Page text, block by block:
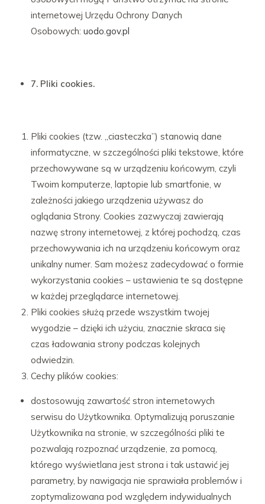
internetowej Urzędu Ochrony Danych
Osobowych:uodo.gov.pl
7. Pliki cookies.
Pliki cookies (tzw. „ciasteczka”) stanowią dane
informatyczne, w szczególności pliki tekstowe, które
przechowywane są w urządzeniu końcowym, czyli
Twoim komputerze, laptopie lub smartfonie, w
zależności jakiego urządzenia używasz do
oglądania Strony. Cookies zazwyczaj zawierają
nazwę strony internetowej, z której pochodzą, czas
przechowywania ich na urządzeniu końcowym oraz
unikalny numer. Sam możesz zadecydować o formie
wykorzystania cookies – ustawienia te są dostępne
w każdej przeglądarce internetowej.
Pliki cookies służą przede wszystkim twojej
wygodzie – dzięki ich użyciu, znacznie skraca się
czas ładowania strony podczas kolejnych
odwiedzin.
Cechy plików cookies:
dostosowują zawartość stron internetowych
serwisu do Użytkownika. Optymalizują poruszanie
Użytkownika na stronie, w szczególności pliki te
pozwalają rozpoznać urządzenie, za pomocą,
którego wyświetlana jest strona i tak ustawić jej
parametry, by nawigacja nie sprawiała problemów i
zoptymalizowana pod względem indywidualnych